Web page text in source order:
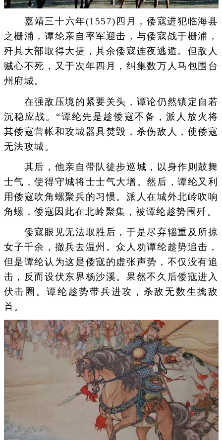
嘉靖三十六年(1557)四月，倭寇进犯临海县
之栅浦，谭纶亲自率军迎击，与倭寇战于栅浦，
歼其大部取得大捷，其余倭寇连夜逃遁。但敌人
贼心不死，又于次年四月，纠集数万人马包围台
州府城。
在强敌压境的紧要关头，谭论仍然镇定自若
沉稳应战。“谭纶先是趁倭寇不备，派人放火将
其倭寇营帐和攻城器具焚毁，杀伤敌人，使倭寇
无法攻城。
其后，他亲自带队徒步巡城，以身作则鼓舞
士气，使得守城将士士气大增。然后，谭纶又利
用倭寇吹角螺聚兵的习惯。派人在城外北岭吹响
角螺，倭寇因此在北岭聚集，被谭纶趁势围歼。
倭寇眼见无法取胜后，于是尽弃辎重及所掠
女子千余，撤兵去温州。众人劝谭纶趁势追击，
但是谭纶认为这是倭寇的虚张声势，不仅没有追
击，反而设伏东界杨沙溪。果然不久后倭寇进入
伏击圈。谭纶趁势带兵进攻，杀敌无数生擒敌
首。